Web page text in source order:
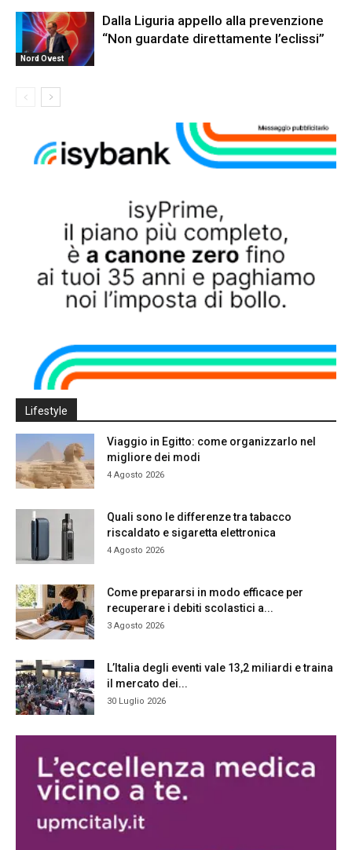
Nord Ovest
Dalla Liguria appello alla prevenzione
“Non guardate direttamente l’eclissi”
Lifestyle
Viaggio in Egitto: come organizzarlo nel
migliore dei modi
4 Agosto 2026
Quali sono le differenze tra tabacco
riscaldato e sigaretta elettronica
4 Agosto 2026
Come prepararsi in modo efficace per
recuperare i debiti scolastici a...
3 Agosto 2026
L’Italia degli eventi vale 13,2 miliardi e traina
il mercato dei...
30 Luglio 2026